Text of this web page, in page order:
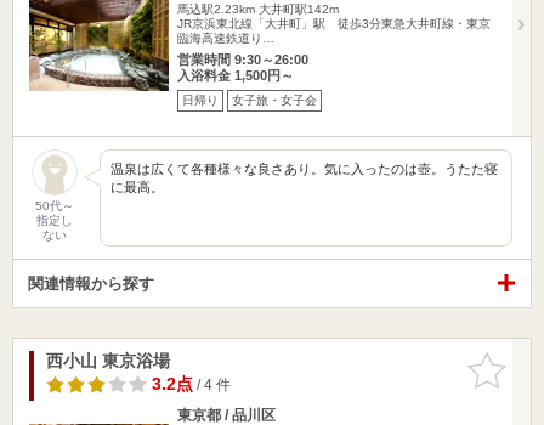
馬込駅2.23km 大井町駅142m
JR京浜東北線「大井町」駅 徒歩3分東急大井町線・東京
臨海高速鉄道り…
営業時間 9:30～26:00
入浴料金 1,500円～
日帰り 女子旅・女子会
50代～
指定し
ない
温泉は広くて各種様々な良さあり。気に入ったのは壺。うたた寝
に最高。
関連情報から探す
お気に入
りに追加
西小山 東京浴場
3.2点/ 4 件
東京都 / 品川区